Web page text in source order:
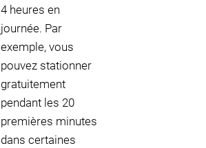
4 heures en
journée. Par
exemple, vous
pouvez stationner
gratuitement
pendant les 20
premières minutes
dans certaines